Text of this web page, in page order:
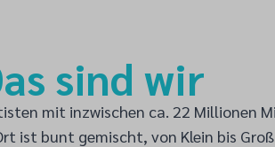
sind wir
mit inzwischen ca. 22 Millionen
ist bunt gemischt, von Klein bis